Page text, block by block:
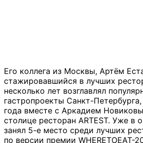
Его коллега из Москвы, Артём
стажировавшийся в лучших
несколько лет возглавлял
гастропроекты Санкт-
года вместе с Аркадием
столице ресторан ARTEST. Уже в
занял 5-е место среди лучших
по версии премии WHERETOEAT-